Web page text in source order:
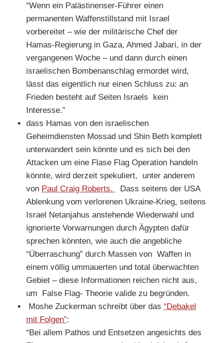
“Wenn ein Palästinenser-Führer einen
permanenten Waffenstillstand mit Israel
vorbereitet – wie der militärische Chef der
Hamas-Regierung in Gaza, Ahmed Jabari, in der
vergangenen Woche – und dann durch einen
israelischen Bombenanschlag ermordet wird,
lässt das eigentlich nur einen Schluss zu: an
Frieden besteht auf Seiten Israels kein
Interesse.”
dass Hamas von den israelischen
Geheimdiensten Mossad und Shin Beth komplett
unterwandert sein könnte und es sich bei den
Attacken um eine Flase Flag Operation handeln
könnte, wird derzeit spekuliert, unter anderem
von Paul Craig Roberts.
Dass seitens der USA
Ablenkung vom verlorenen Ukraine-Krieg, seitens
Israel Netanjahus anstehende Wiederwahl und
ignorierte Vorwarnungen durch Ägypten dafür
sprechen könnten, wie auch die angebliche
“Überraschung” durch Massen von Waffen in
einem völlig ummauerten und total überwachten
Gebiet – diese Informationen reichen nicht aus,
um False Flag- Theorie valide zu begründen.
Moshe Zuckerman schreibt über das “Debakel
mit Folgen”:
“Bei allem Pathos und Entsetzen angesichts des